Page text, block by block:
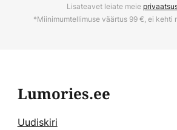
Lisateavet leiate meie
*Miinimumtellimuse väärtus 99 €, ei kehti
Lumories.ee
Uudiskiri